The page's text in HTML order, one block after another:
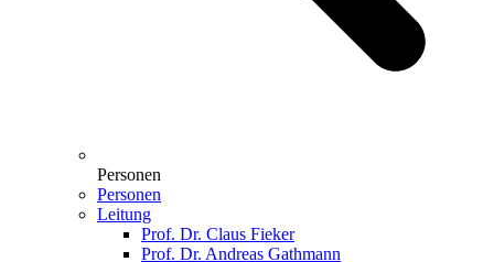
Personen
Personen
Leitung
Prof. Dr. Claus Fieker
Prof. Dr. Andreas Gathmann